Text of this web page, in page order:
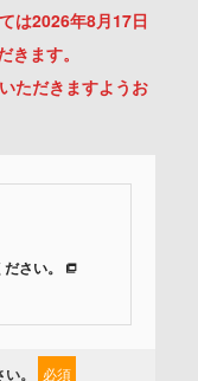
は2026年8月17日
ます。
ただきますようお
さい。
。 必須